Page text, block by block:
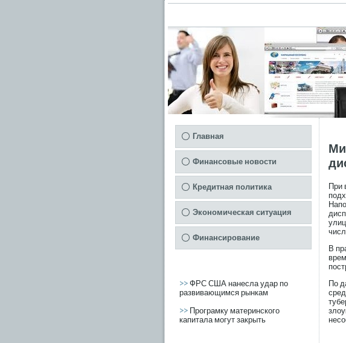
Главная
Финансовые новости
Кредитная политика
Экономическая ситуация
Финансирование
>> ФРС США нанесла удар по
развивающимся рынкам
>> Програмку материнского
капитала могут закрыть
При
В
По